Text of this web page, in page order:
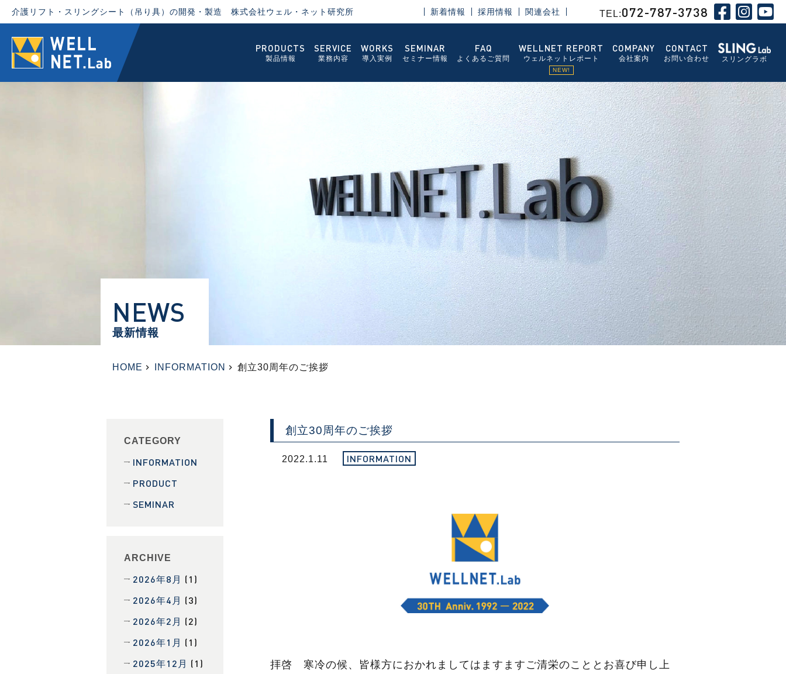
介護リフト・スリングシート（吊り具）の開発・製造 株式会社ウェル・ネット研究所 新着情報 採用情報 関連会社 TEL:072-787-3738
PRODUCTS
製品情報
SERVICE
業務内容
WORKS
導入実例
SEMINAR
セミナー情報
FAQ
よくあるご質問
NEW!
WELLNET REPORT
ウェルネットレポート
COMPANY
会社案内
CONTACT
お問い合わせ スリングラボ
NEWS
最新情報
HOME INFORMATION 創立30周年のご挨拶
創立30周年のご挨拶
2022.1.11 INFORMATION
拝啓 寒冷の候、皆様方におかれましてはますますご清栄のこととお喜び申し上
CATEGORY
INFORMATION
PRODUCT
SEMINAR
ARCHIVE
2026年8月 (1)
2026年4月 (3)
2026年2月 (2)
2026年1月 (1)
2025年12月 (1)